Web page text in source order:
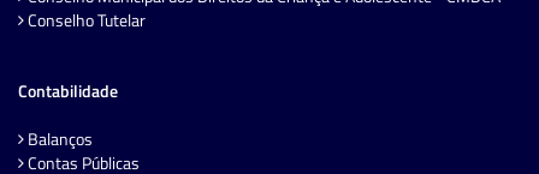
Conselho Tutelar
Contabilidade
Balanços
Contas Públicas